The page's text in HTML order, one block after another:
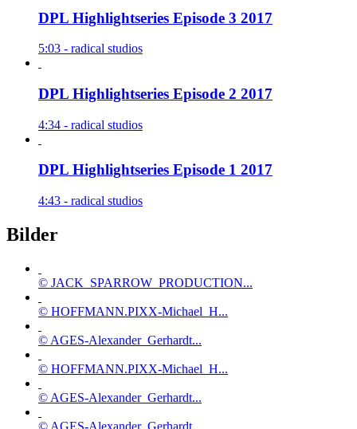
DPL Highlightseries Episode 3 2017
5:03 - radical studios
DPL Highlightseries Episode 2 2017
4:34 - radical studios
DPL Highlightseries Episode 1 2017
4:43 - radical studios
Bilder
© JACK_SPARROW_PRODUCTION...
© HOFFMANN.PIXX-Michael_H...
© AGES-Alexander_Gerhardt...
© HOFFMANN.PIXX-Michael_H...
© AGES-Alexander_Gerhardt...
© AGES-Alexander_Gerhardt...